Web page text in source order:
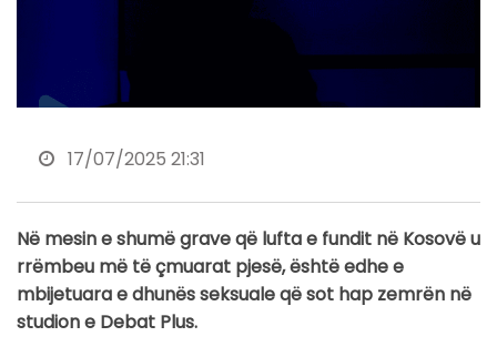
17/07/2025 21:31
Në mesin e shumë grave që lufta e fundit në Kosovë u
rrëmbeu më të çmuarat pjesë, është edhe e
mbijetuara e dhunës seksuale që sot hap zemrën në
studion e Debat Plus.